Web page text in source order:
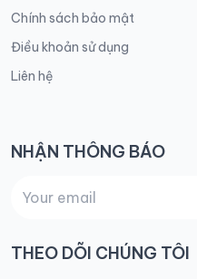
Chính sách bảo mật
Điều khoản sử dụng
Liên hệ
NHẬN THÔNG BÁO
THEO DÕI CHÚNG TÔI